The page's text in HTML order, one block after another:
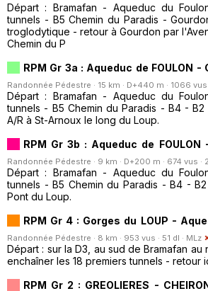
Départ : Bramafan - Aqueduc du
tunnels - B5 Chemin du Paradis -
troglodytique - retour à Gourdon par
Chemin du P
RPM Gr 3a : Aqueduc de FOULON -
Randonnée Pédestre · 15 km · D+440 m · 1066 vus
Départ : Bramafan - Aqueduc du
tunnels - B5 Chemin du Paradis - B4 -
A/R à St-Arnoux le long du Loup.
RPM Gr 3b : Aqueduc de FOULON
Randonnée Pédestre · 9 km · D+200 m · 674 vus ·
Départ : Bramafan - Aqueduc du
tunnels - B5 Chemin du Paradis - B4 -
Pont du Loup.
RPM Gr 4 : Gorges du LOUP -
Randonnée Pédestre · 8 km · 953 vus · 51 dl · MLz
Départ : sur la D3, au sud de Bramafan
enchaîner les 18 premiers tunnels - retour
RPM Gr 2 : GREOLIERES -